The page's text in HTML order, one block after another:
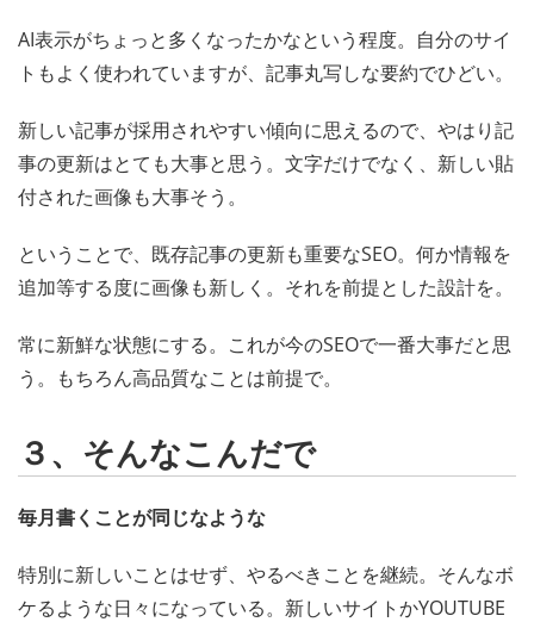
AI表示がちょっと多くなったかなという程度。自分のサイ
トもよく使われていますが、記事丸写しな要約でひどい。
新しい記事が採用されやすい傾向に思えるので、やはり記
事の更新はとても大事と思う。文字だけでなく、新しい貼
付された画像も大事そう。
ということで、既存記事の更新も重要なSEO。何か情報を
追加等する度に画像も新しく。それを前提とした設計を。
常に新鮮な状態にする。これが今のSEOで一番大事だと思
う。もちろん高品質なことは前提で。
３、そんなこんだで
毎月書くことが同じなような
特別に新しいことはせず、やるべきことを継続。そんなボ
ケるような日々になっている。新しいサイトかYOUTUBE